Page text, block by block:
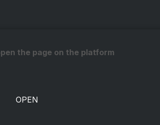
the page on the platform